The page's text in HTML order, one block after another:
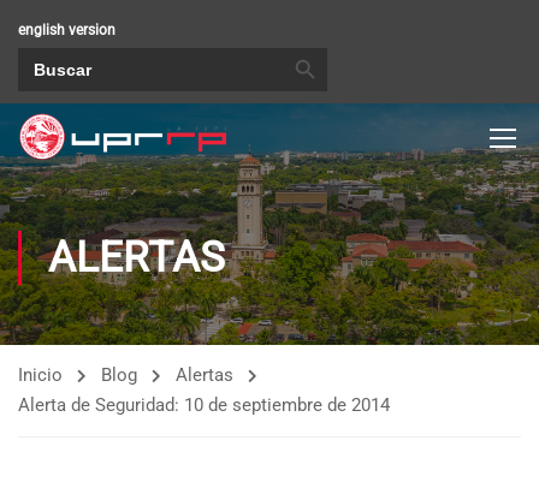
english version
ALERTAS
Inicio Blog
Alertas
Alerta de Seguridad: 10 de septiembre de 2014